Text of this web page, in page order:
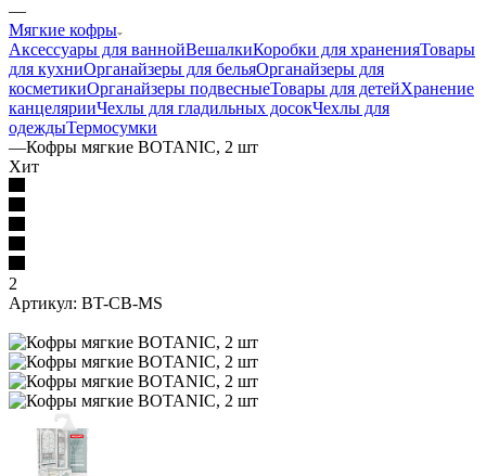
—
Мягкие кофры
Аксессуары для ваннойВешалкиКоробки для храненияТовары
для кухниОрганайзеры для бельяОрганайзеры для
косметикиОрганайзеры подвесныеТовары для детейХранение
канцелярииЧехлы для гладильных досокЧехлы для
одеждыТермосумки
—Кофры мягкие BOTANIC, 2 шт
Хит
2
Артикул: BT-CB-MS